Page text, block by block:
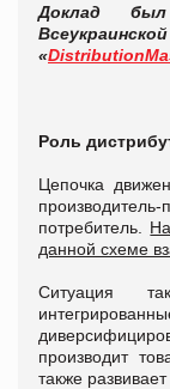
Доклад
«
Роль
Цепочка
потребитель.
данной схеме
Ситуация
производит
также